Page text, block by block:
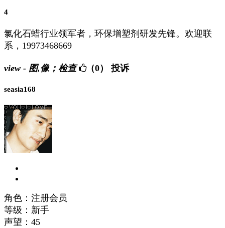
4
氯化石蜡行业领军者，环保增塑剂研发先锋。欢迎联
系，19973468669
view - 图,像；检查 （0） 投诉
seasia168
角色：注册会员
等级：新手
声望： 45